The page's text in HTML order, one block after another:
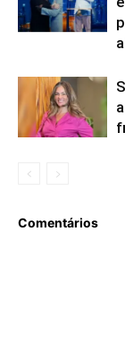
Comentários